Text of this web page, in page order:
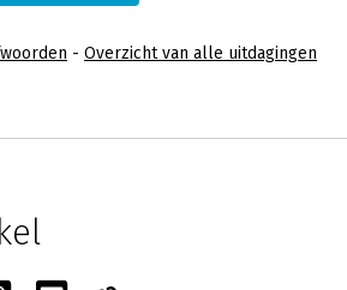
- Overzicht van alle uitdagingen